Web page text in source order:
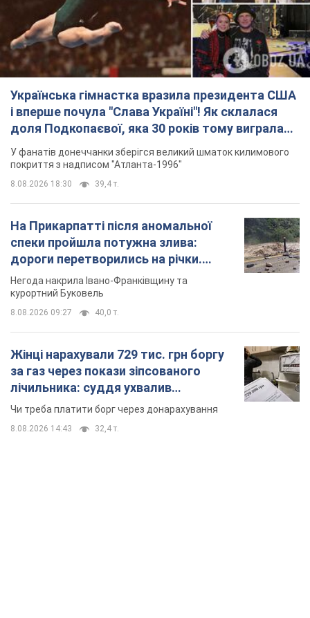
"золото" Олімпіади
У фанатів донеччанки зберігся великий шматок килимового
покриття з надписом "Атланта-1996"
8.08.2026 18:30 39,4 т.
На Прикарпатті після аномальної
спеки пройшла потужна злива:
дороги перетворились на річки.
Відео
курортний Буковель
Жінці нарахували 729 тис. грн боргу
за газ через покази зіпсованого
лічильника: суддя ухвалив
неочікуване рішення
8.08.2026 14:43 32,4 т.